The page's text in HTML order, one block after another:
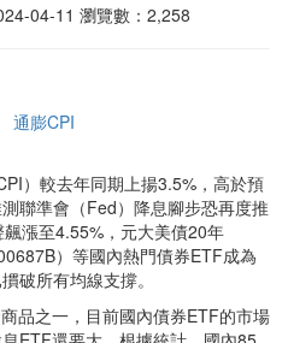
04-11 瀏覽數：2,258
通膨CPI
）較去年同期上揚3.5%，高於預
聯準會（Fed）降息腳步恐再度推
漲至4.55%，元大美債20年
）等國內熱門債券ETF成為
破所有均線支撐。
品之一，目前國內債券ETF的市場